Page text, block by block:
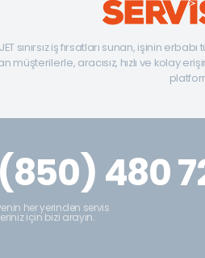
sınırsız iş fırsatları sunan, işinin
müşterilerle, aracısız, hızlı ve kolay
480
her yerinden servis
için bizi arayın.